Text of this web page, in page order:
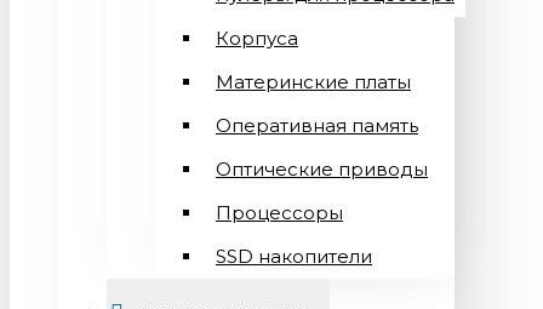
Корпуса
Материнские платы
Оперативная память
Оптические приводы
Процессоры
SSD накопители